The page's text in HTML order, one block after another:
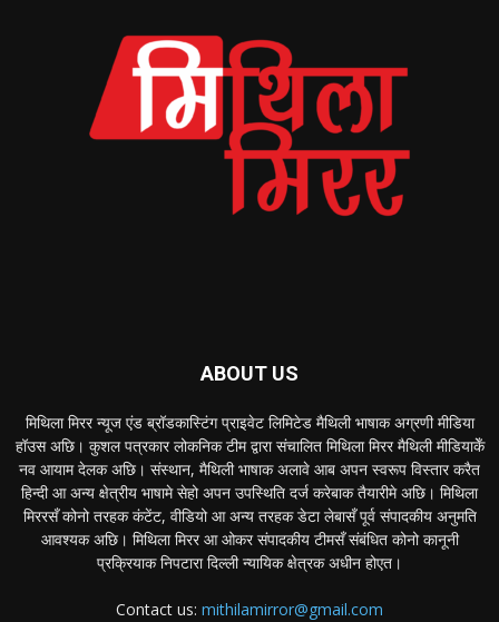
ABOUT US
मिथिला मिरर न्यूज एंड ब्रॉडकास्टिंग प्राइवेट लिमिटेड मैथिली भाषाक अग्रणी मीडिया
हॉउस अछि। कुशल पत्रकार लोकनिक टीम द्वारा संचालित मिथिला मिरर मैथिली मीडियाकेँ
नव आयाम देलक अछि। संस्थान, मैथिली भाषाक अलावे आब अपन स्वरूप विस्तार करैत
हिन्दी आ अन्य क्षेत्रीय भाषामे सेहो अपन उपस्थिति दर्ज करेबाक तैयारीमे अछि। मिथिला
मिररसँ कोनो तरहक कंटेंट, वीडियो आ अन्य तरहक डेटा लेबासँ पूर्व संपादकीय अनुमति
आवश्यक अछि। मिथिला मिरर आ ओकर संपादकीय टीमसँ संबंधित कोनो कानूनी
प्रक्रियाक निपटारा दिल्ली न्यायिक क्षेत्रक अधीन होएत।
Contact us: mithilamirror@gmail.com